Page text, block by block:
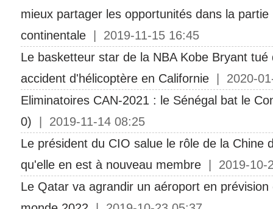
mieux partager les opportunités dans la partie
continentale | 2019-11-15 16:45
Le basketteur star de la NBA Kobe Bryant tué
accident d'hélicoptère en Californie | 2020-
Eliminatoires CAN-2021 : le Sénégal bat le
0) | 2019-11-14 08:25
Le président du CIO salue le rôle de la Chine
qu'elle en est à nouveau membre | 2019-10-
Le Qatar va agrandir un aéroport en prévision